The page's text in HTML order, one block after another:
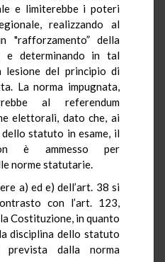
e limiterebbe i poteri
realizzando al
"rafforzamento” della
e determinando in tal
lesione del principio di
La norma impugnata,
al referendum
elettorali, dato che, ai
dello statuto in esame, il
è ammesso per
norme statutarie.
a) ed e) dell’art. 38 si
con l’art. 123,
Costituzione, in quanto
disciplina dello statuto
dalla norma